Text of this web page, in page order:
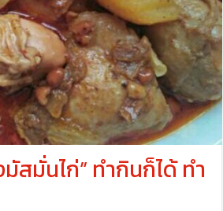
สมั่นไก่” ทำกินก็ได้ ทำ